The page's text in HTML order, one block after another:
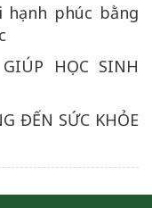
hạnh phúc bằng
HỌC SINH
ĐẾN SỨC KHỎE